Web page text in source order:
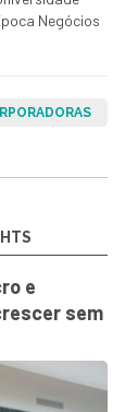
Negócios
e
sem